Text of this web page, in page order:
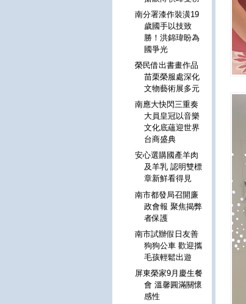
南分署漆作裝潢19
歲國手以技致
勝！洪錦瑋盼為
國爭光
榮民借出書畫作品
苗栗榮服處深化
文物藝術展多元
南應大快閃三重奏
大員皇冠以音樂
文化底蘊迎世界
台商盛典
安心選購國產羊肉
及羊乳 認明雙標
章新鮮看得見
南市都發局召開廉
政會報 聚焦揭弊
者保護
南市試辦假日友善
狗狗公車 歡迎攜
毛孩輕鬆出遊
屏東榮家9月慶生餐
會 溫馨圓滿關懷
感性